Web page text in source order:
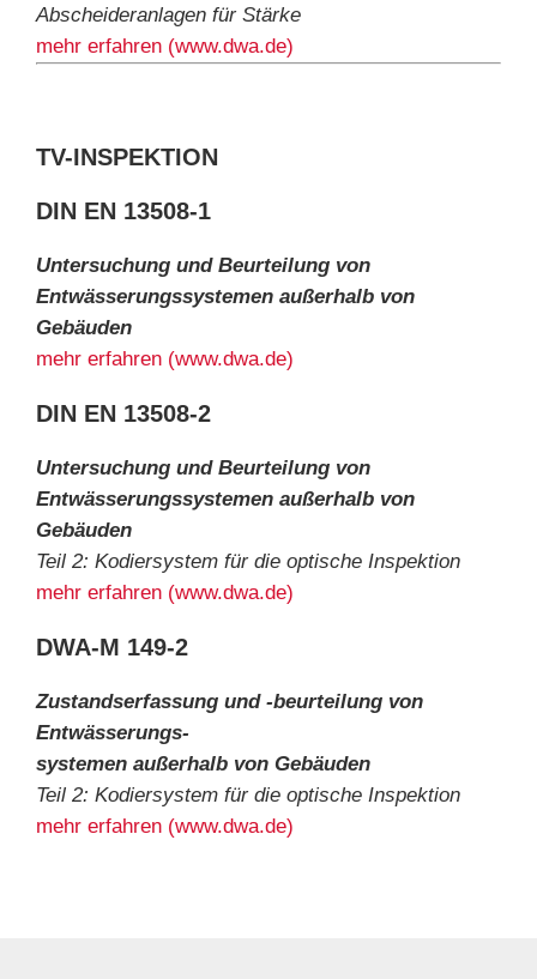
Abscheideranlagen für Stärke
mehr erfahren (www.dwa.de)
TV-INSPEKTION
DIN EN 13508-1
Untersuchung und Beurteilung von
Entwässerungssystemen außerhalb von
Gebäuden
mehr erfahren (www.dwa.de)
DIN EN 13508-2
Untersuchung und Beurteilung von
Entwässerungssystemen außerhalb von
Gebäuden
Teil 2: Kodiersystem für die optische Inspektion
mehr erfahren (www.dwa.de)
DWA-M 149-2
Zustandserfassung und -beurteilung von
Entwässerungs-
systemen außerhalb von Gebäuden
Teil 2: Kodiersystem für die optische Inspektion
mehr erfahren (www.dwa.de)